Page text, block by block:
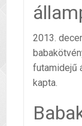
2013.
futamidejű
kapta.